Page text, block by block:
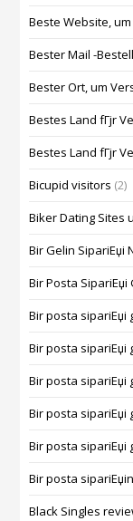
Beste Website,
Bester Mail -
Bester Ort, um
Bestes Land fГјr
Bestes Land fГјr
Bicupid visitors (2)
Biker Dating Sites
Bir Gelin SipariЕџi
Bir Posta SipariЕџi
Bir posta sipariЕџi
Bir posta sipariЕџi
Bir posta sipariЕџi
Bir posta sipariЕџi
Bir posta sipariЕџi
Bir posta
Black Singles